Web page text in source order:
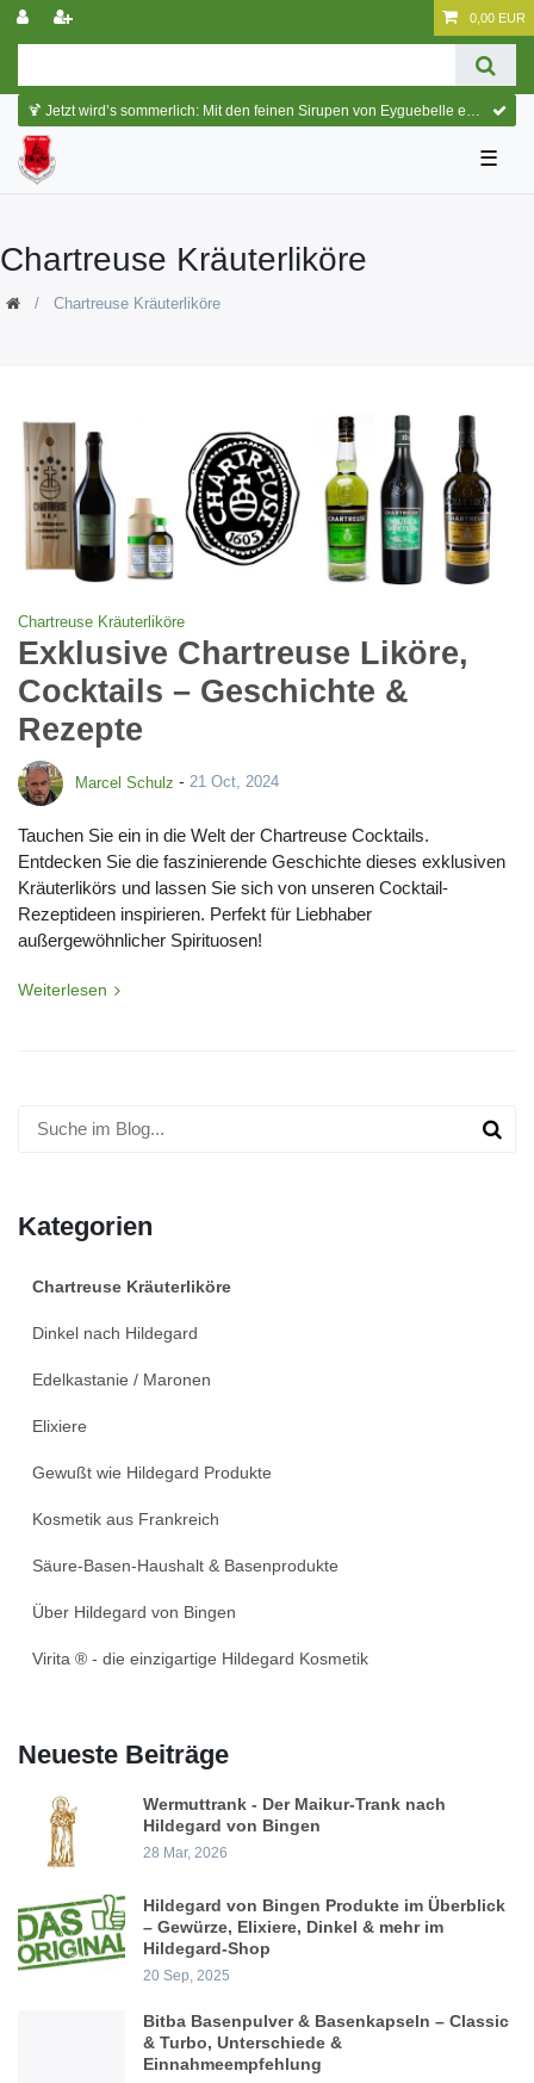
0,00 EUR
🍹 Jetzt wird’s sommerlich: Mit den feinen Sirupen von Eyguebelle entstehen erfrischende Cocktails und köstliche Sommerdrinks.
☰
Chartreuse Kräuterliköre
Chartreuse Kräuterliköre
Chartreuse Kräuterliköre
Exklusive Chartreuse Liköre,
Cocktails – Geschichte &
Rezepte
Marcel Schulz - 21 Oct, 2024
Tauchen Sie ein in die Welt der Chartreuse Cocktails.
Entdecken Sie die faszinierende Geschichte dieses exklusiven
Kräuterlikörs und lassen Sie sich von unseren Cocktail-
Rezeptideen inspirieren. Perfekt für Liebhaber
außergewöhnlicher Spirituosen!
Weiterlesen
Kategorien
Chartreuse Kräuterliköre
Dinkel nach Hildegard
Edelkastanie / Maronen
Elixiere
Gewußt wie Hildegard Produkte
Kosmetik aus Frankreich
Säure-Basen-Haushalt & Basenprodukte
Über Hildegard von Bingen
Virita ® - die einzigartige Hildegard Kosmetik
Neueste Beiträge
Wermuttrank - Der Maikur-Trank nach
Hildegard von Bingen
28 Mar, 2026
Hildegard von Bingen Produkte im Überblick
– Gewürze, Elixiere, Dinkel & mehr im
Hildegard-Shop
20 Sep, 2025
Bitba Basenpulver & Basenkapseln – Classic
& Turbo, Unterschiede &
Einnahmeempfehlung